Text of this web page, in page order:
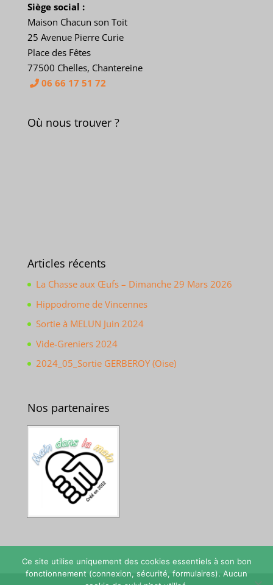
Siège social :
Maison Chacun son Toit
25 Avenue Pierre Curie
Place des Fêtes
77500 Chelles, Chantereine
06 66 17 51 72
Où nous trouver ?
Articles récents
La Chasse aux Œufs – Dimanche 29 Mars 2026
Hippodrome de Vincennes
Sortie à MELUN Juin 2024
Vide-Greniers 2024
2024_05_Sortie GERBEROY (Oise)
Nos partenaires
Ce site utilise uniquement des cookies essentiels à son bon
fonctionnement (connexion, sécurité, formulaires). Aucun